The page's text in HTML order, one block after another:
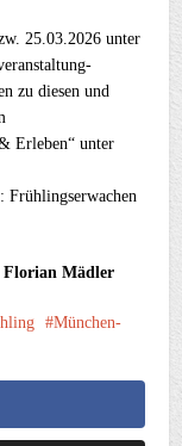
25.03.2026 unter
zu diesen und
Erleben“ unter
Frühlingserwachen
Florian Mädler
München-